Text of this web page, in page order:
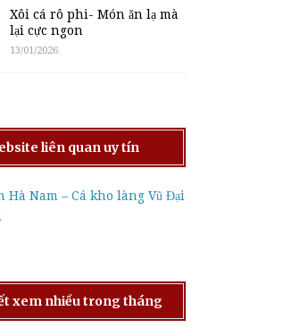
Xôi cá rô phi- Món ăn lạ mà
lại cực ngon
13/01/2026
liên quan uy tín
Hà Nam – Cá kho làng Vũ Đại
xem nhiều trong tháng